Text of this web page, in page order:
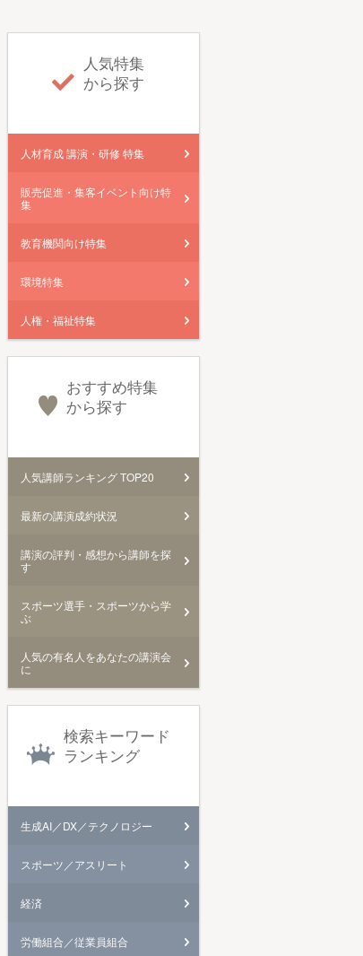
人気特集
から探す
人材育成 講演・研修 特集
販売促進・集客イベント向け特
集
教育機関向け特集
環境特集
人権・福祉特集
おすすめ特集
から探す
人気講師ランキング TOP20
最新の講演成約状況
講演の評判・感想から講師を探
す
スポーツ選手・スポーツから学
ぶ
人気の有名人をあなたの講演会
に
検索キーワード
ランキング
生成AI／DX／テクノロジー
スポーツ／アスリート
経済
労働組合／従業員組合